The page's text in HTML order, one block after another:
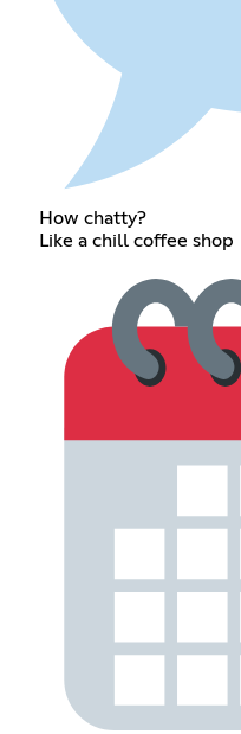
How chatty?
Like a chill coffee shop